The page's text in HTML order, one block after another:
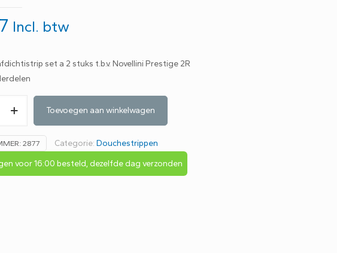
Incl. btw
set a 2 stuks t.b.v. Novellini Prestige 2R
Toevoegen aan winkelwagen
2877 Categorie:Douchestrippen
voor 16:00 besteld, dezelfde dag verzonden